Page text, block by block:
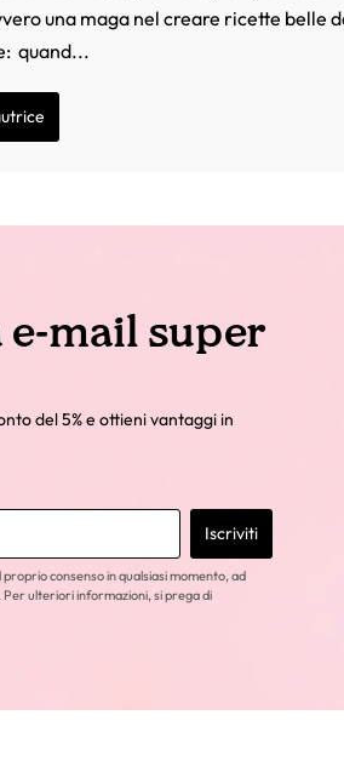
una maga nel creare ricette belle
quand...
e-mail super
del 5% e ottieni vantaggi in
Iscriviti
consenso in qualsiasi momento, ad
Per ulteriori informazioni, si prega di